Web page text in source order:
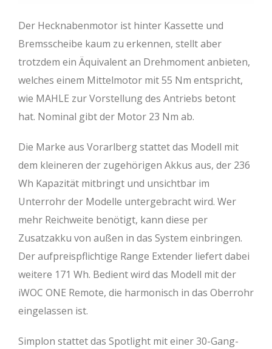
Der Hecknabenmotor ist hinter Kassette und
Bremsscheibe kaum zu erkennen, stellt aber
trotzdem ein Äquivalent an Drehmoment anbieten,
welches einem Mittelmotor mit 55 Nm entspricht,
wie MAHLE zur Vorstellung des Antriebs betont
hat. Nominal gibt der Motor 23 Nm ab.
Die Marke aus Vorarlberg stattet das Modell mit
dem kleineren der zugehörigen Akkus aus, der 236
Wh Kapazität mitbringt und unsichtbar im
Unterrohr der Modelle untergebracht wird. Wer
mehr Reichweite benötigt, kann diese per
Zusatzakku von außen in das System einbringen.
Der aufpreispflichtige Range Extender liefert dabei
weitere 171 Wh. Bedient wird das Modell mit der
iWOC ONE Remote, die harmonisch in das Oberrohr
eingelassen ist.
Simplon stattet das Spotlight mit einer 30-Gang-